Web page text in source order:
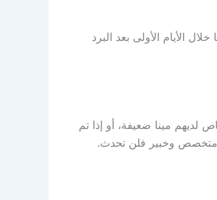
الأيام الأولى بعد البرد
لديهم مينا ضعيفة، أو إذا تم
متخصص وخبير فلن تحدث.